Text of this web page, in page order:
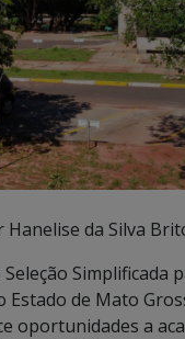
Hanelise da Silva
Seleção
Estado de Mato
oportunidades a